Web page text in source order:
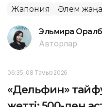
Жапония Әлем
Эльмира
Авторлар
06:35, 08 Тамыз 2026
«Дельфин»